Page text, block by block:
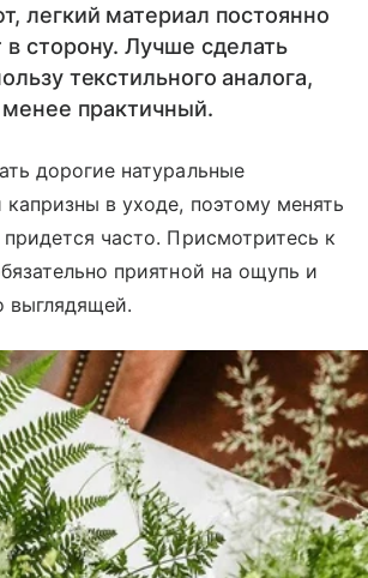
легкий материал постоянно
в сторону. Лучше сделать
текстильного аналога,
менее практичный.
дорогие натуральные
в уходе, поэтому менять
придется часто. Присмотритесь к
приятной на ощупь и
выглядящей.